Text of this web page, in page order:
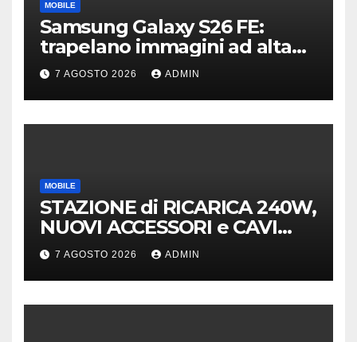
MOBILE
Samsung Galaxy S26 FE:
trapelano immagini ad alta
risoluzione e dettagli sul
design
7 AGOSTO 2026 ADMIN
MOBILE
STAZIONE di RICARICA 240W,
NUOVI ACCESSORI e CAVI
40Gb SBS
7 AGOSTO 2026 ADMIN